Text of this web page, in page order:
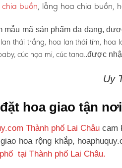
buồn, lẵng hoa chia buồn,
mẫu mã sản phẩm đa dạng,
thái trắng, hoa lan thái tím, hoa
cúc họa mi, cúc tana..được
Uy
hoa giao tận
Thành phố Lai Châu cam
hoa rộng khắp,
tại Thành phố Lai Châu.